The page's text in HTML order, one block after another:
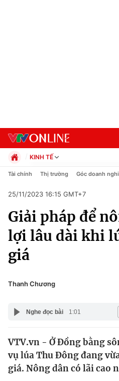
Chuyên mục
Chính trị
Xã hội
Pháp luật
Y tế
Thế giới
Tin tức
Kinh tế
KINH TẾ
Chính trị
Pháp luật
Kinh tế
Thể thao
Truyền hình
Công nghệ
Tài chính Thị trường Góc doanh
25/11/2023 16:15 GMT+7
Giải pháp để
lợi lâu dài khi
giá
Thanh Chương
Nghe đọc bài 1:01
VTV.vn - Ở Đồng bằng
vụ lúa Thu Đông đang
giá. Nông dân có lãi cao